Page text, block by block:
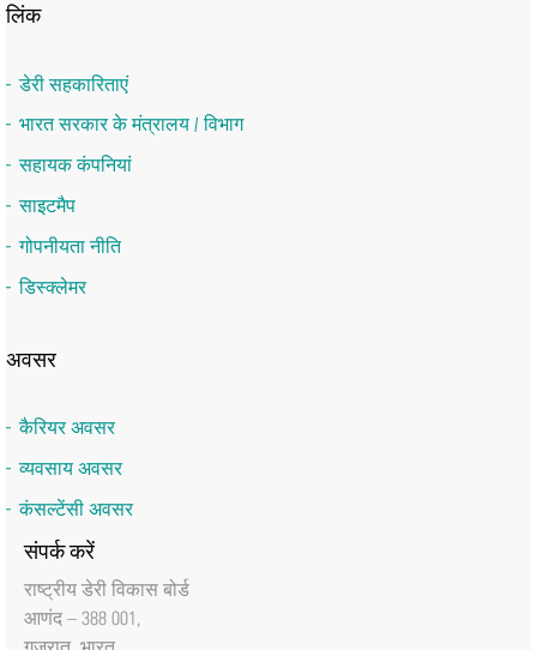
लिंक
डेरी सहकारिताएं
भारत सरकार के मंत्रालय / विभाग
सहायक कंपनियां
साइटमैप
गोपनीयता नीति
डिस्क्लेमर
अवसर
कैरियर अवसर
व्यवसाय अवसर
कंसल्टेंसी अवसर
संपर्क करें
राष्‍ट्रीय डेरी विकास बोर्ड
आणंद – 388 001,